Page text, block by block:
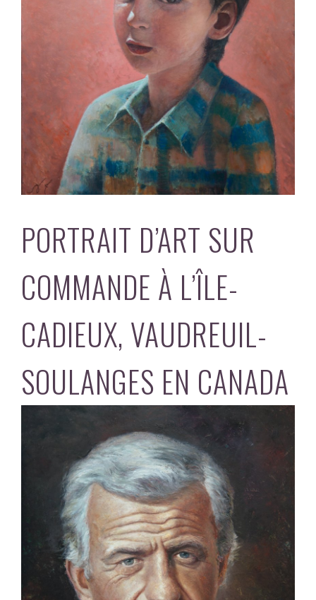
PORTRAIT D’ART SUR
COMMANDE À L’ÎLE-
CADIEUX, VAUDREUIL-
SOULANGES EN CANADA